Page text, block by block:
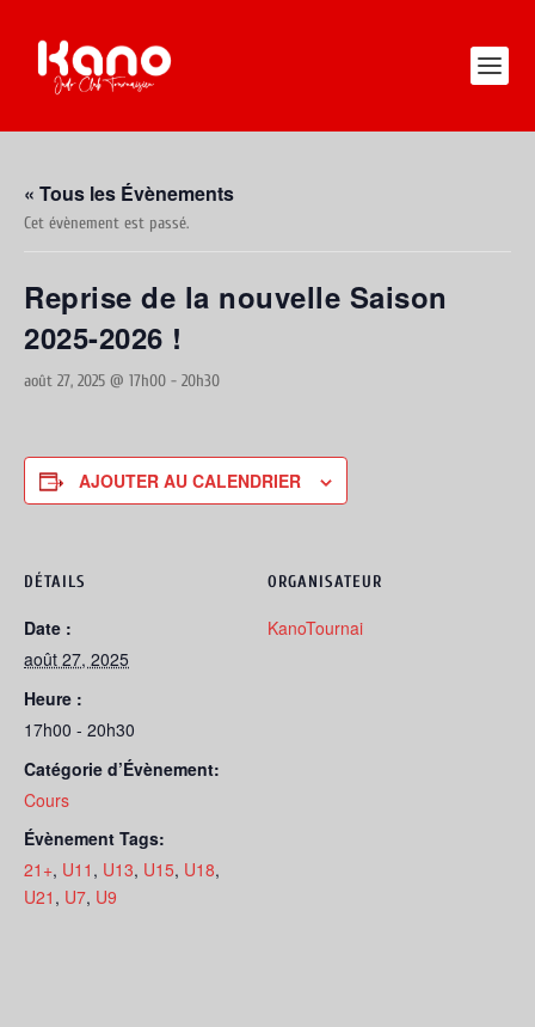
« Tous les Évènements
Cet évènement est passé.
Reprise de la nouvelle Saison
2025-2026 !
août 27, 2025 @ 17h00 - 20h30
AJOUTER AU CALENDRIER
DÉTAILS
Date :
août 27, 2025
Heure :
17h00 - 20h30
Catégorie d’Évènement:
Cours
Évènement Tags:
21+, U11 , U13, U15, U18,
U21 , U7, U9
ORGANISATEUR
KanoTournai